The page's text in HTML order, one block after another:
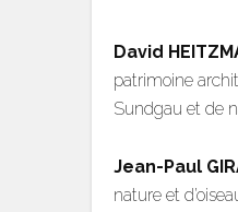
David
patrimoine
Sundgau et de
Jean-Paul
nature et